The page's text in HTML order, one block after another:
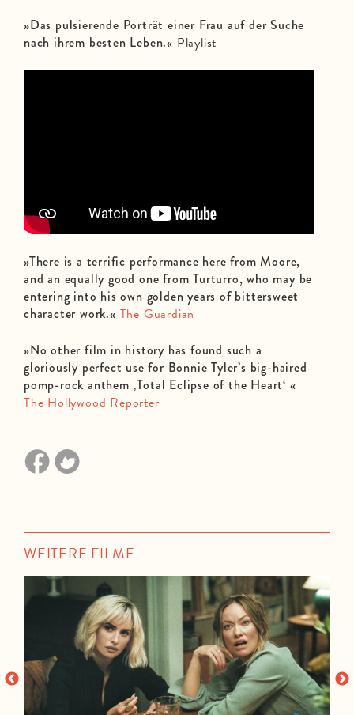
»Das pulsierende Porträt einer Frau auf der Suche
nach ihrem besten Leben.« Playlist
»There is a terrific performance here from Moore,
and an equally good one from Turturro, who may be
entering into his own golden years of bittersweet
character work.« The Guardian
»No other film in history has found such a
gloriously perfect use for Bonnie Tyler’s big-haired
pomp-rock anthem ‚Total Eclipse of the Heart‘ «
The Hollywood Reporter
WEITERE FILME